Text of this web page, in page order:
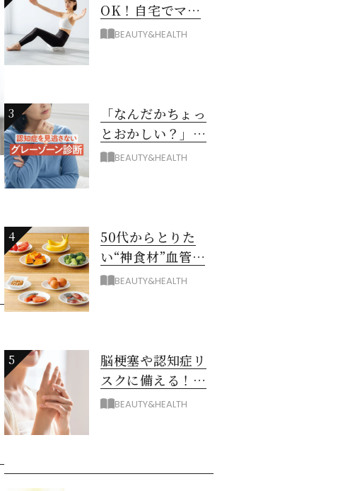
OK！自宅でマシ
ン級に骨から整え
BEAUTY&HEALTH
3
「なんだかちょっ
とおかしい？」を
見逃さない！ 認知
BEAUTY&HEALTH
4
50代からとりた
い“神食材”血管と
脳を若々しく保つ
BEAUTY&HEALTH
5
脳梗塞や認知症リ
スクに備える！ゴ
ースト血管を復活
BEAUTY&HEALTH